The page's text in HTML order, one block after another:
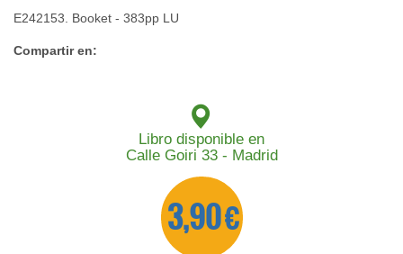
E242153. Booket - 383pp LU
Compartir en:
Libro disponible en
Calle Goiri 33 - Madrid
3,90 €